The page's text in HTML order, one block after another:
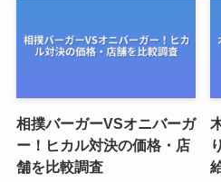
相撲バーガーVSオニバーガ
ー！ヒカル対決の価格・店
舗を比較調査